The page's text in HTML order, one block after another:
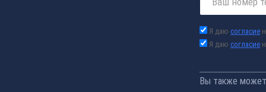
Я даю согласие
Я даю согласие
Вы также